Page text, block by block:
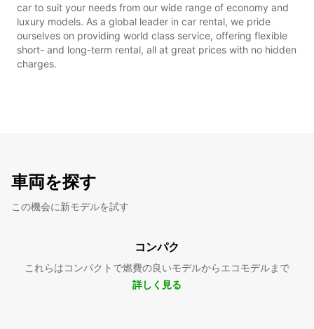
car to suit your needs from our wide range of economy and
luxury models. As a global leader in car rental, we pride
ourselves on providing world class service, offering flexible
short- and long-term rental, all at great prices with no hidden
charges.
車両を探す
この機会に新モデルを試す
コンパク
これらはコンパクトで燃費の良いモデルからエコモデルまで
詳しく見る